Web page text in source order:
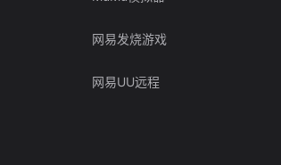
网易发烧游戏
网易UU远程